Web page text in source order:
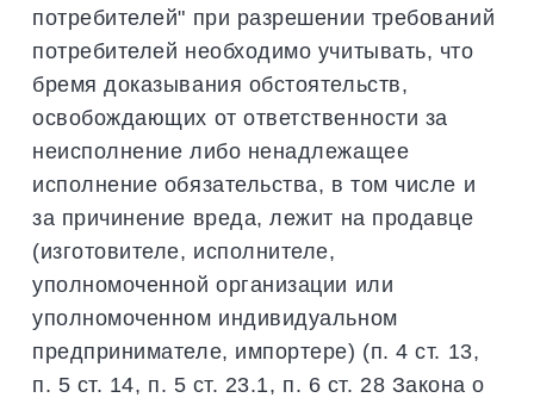
потребителей" при разрешении требований
потребителей необходимо учитывать, что
бремя доказывания обстоятельств,
освобождающих от ответственности за
неисполнение либо ненадлежащее
исполнение обязательства, в том числе и
за причинение вреда, лежит на продавце
(изготовителе, исполнителе,
уполномоченной организации или
уполномоченном индивидуальном
предпринимателе, импортере) (п. 4 ст. 13,
п. 5 ст. 14, п. 5 ст. 23.1, п. 6 ст. 28 Закона о